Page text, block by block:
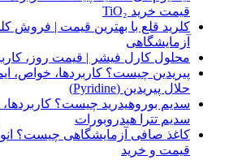
قیمت خرید TiO₂
کلرید قلع با بهترین قیمت | فروش
آزمایشگاهی
محلول کارل فیشر | قیمت روز،
پیریدین چیست؟ کاربردها، خواص،
حلال پیریدین (Pyridine)
سدیم بوروهیدرید چیست؟
سدیم تترا هیدروبورات
کاغذ صافی آزمایشگاهی چیست؟
قیمت و خرید